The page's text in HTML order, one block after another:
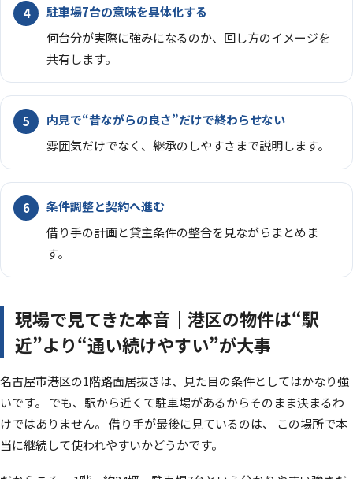
駐車場7台の意味を具体化する
何台分が実際に強みになるのか、回し方のイメージを
共有します。
内見で“昔ながらの良さ”だけで終わらせない
雰囲気だけでなく、継承のしやすさまで説明します。
条件調整と契約へ進む
借り手の計画と貸主条件の整合を見ながらまとめま
す。
現場で見てきた本音｜港区の物件は“駅
近”より“通い続けやすい”が大事
名古屋市港区の1階路面居抜きは、見た目の条件としてはかなり強
いです。 でも、駅から近くて駐車場があるからそのまま決まるわ
けではありません。 借り手が最後に見ているのは、 この場所で本
当に継続して使われやすいかどうかです。